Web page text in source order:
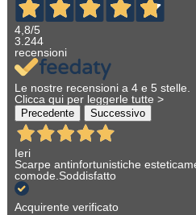
4,8/5
3.244
recensioni
Le nostre recensioni a 4 e 5 stelle.
Clicca qui per leggerle tutte >
Precedente Successivo
Ieri
Scarpe antinfortunistiche
comode.Soddisfatto
Acquirente verificato